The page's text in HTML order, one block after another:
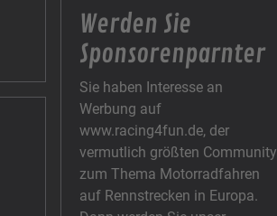
Werden Sie
Sponsorenparnter
Sie haben Interesse an
Werbung auf
www.racing4fun.de, der
vermutlich größten Community
zum Thema Motorradfahren
auf Rennstrecken in Europa.